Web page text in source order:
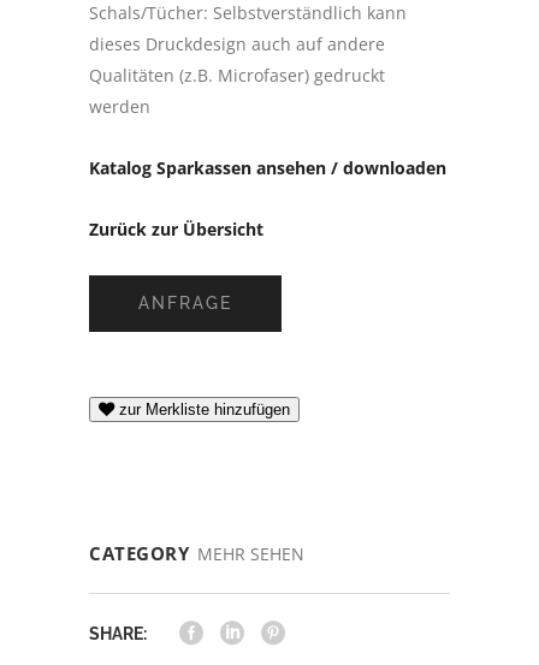
Schals/Tücher: Selbstverständlich kann
dieses Druckdesign auch auf andere
Qualitäten (z.B. Microfaser) gedruckt
werden
Katalog Sparkassen ansehen / downloaden
Zurück zur Übersicht
ANFRAGE
zur Merkliste hinzufügen
CATEGORY MEHR SEHEN
SHARE: